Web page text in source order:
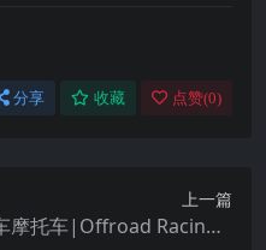
分享 收藏 点赞(0)
上一篇
摩托车|Offroad Racing –